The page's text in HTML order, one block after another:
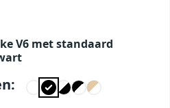
V6 met standaard